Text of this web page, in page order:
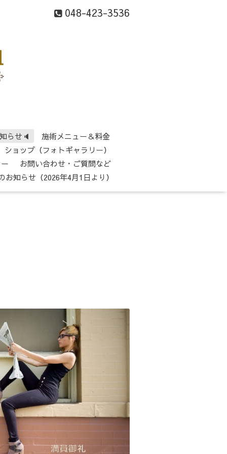
048-423-3536
らせ🔈
施術メニュー＆料金
ショップ（フォトギャラリー）
お問い合わせ・ご質問など
お知らせ（2026年4月1日より）